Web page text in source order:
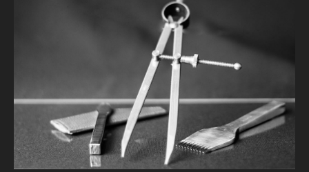
Trouver Les Cuirs D'Isel